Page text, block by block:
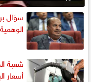
سؤال
شعبة
أسعار